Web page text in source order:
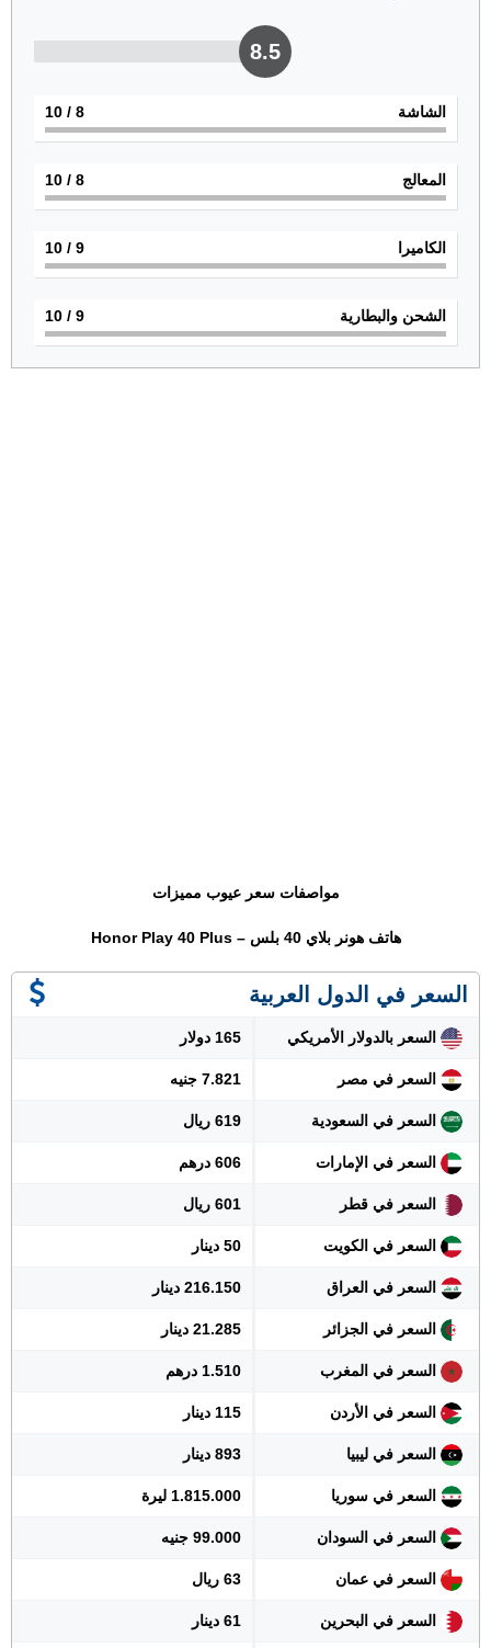
8.5
الشاشة 8
/ 10
المعالج 8
/ 10
الكاميرا 9
/ 10
الشحن والبطارية 9
/ 10
مواصفات سعر عيوب مميزات
هاتف هونر بلاي 40 بلس – Honor Play 40 Plus
السعر في الدول العربية
السعر بالدولار الأمريكي 165 دولار
السعر في مصر 7.821 جنيه
السعر في السعودية 619 ريال
السعر في الإمارات 606 درهم
السعر في قطر 601 ريال
السعر في الكويت 50 دينار
السعر في العراق 216.150 دينار
السعر في الجزائر 21.285 دينار
السعر في المغرب 1.510 درهم
السعر في الأردن 115 دينار
السعر في ليبيا 893 دينار
السعر في سوريا 1.815.000 ليرة
السعر في السودان 99.000 جنيه
السعر في عمان 63 ريال
السعر في البحرين 61 دينار